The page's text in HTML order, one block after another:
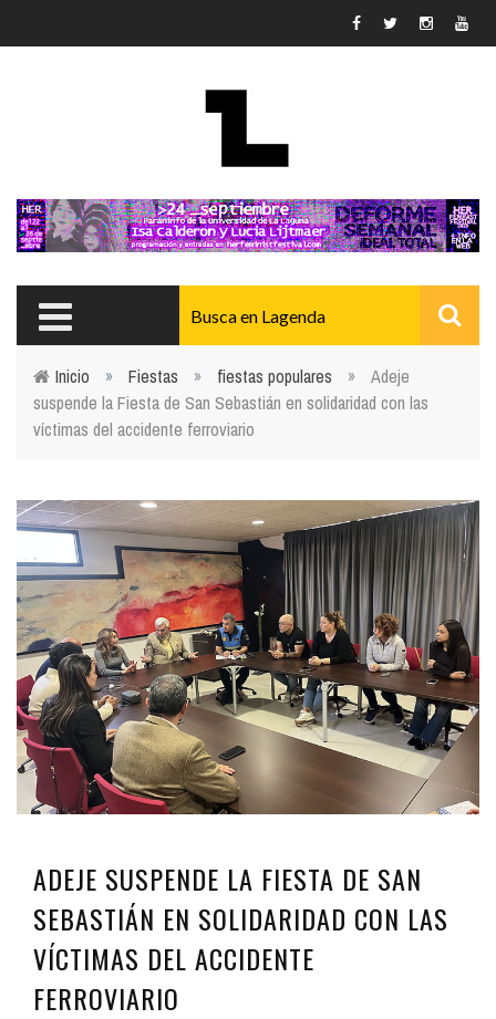
Usted está aquí
Inicio » Fiestas » fiestas populares »
Adeje
suspende la Fiesta de San Sebastián en solidaridad con las
víctimas del accidente ferroviario
ADEJE SUSPENDE LA FIESTA DE SAN
SEBASTIÁN EN SOLIDARIDAD CON LAS
VÍCTIMAS DEL ACCIDENTE
FERROVIARIO